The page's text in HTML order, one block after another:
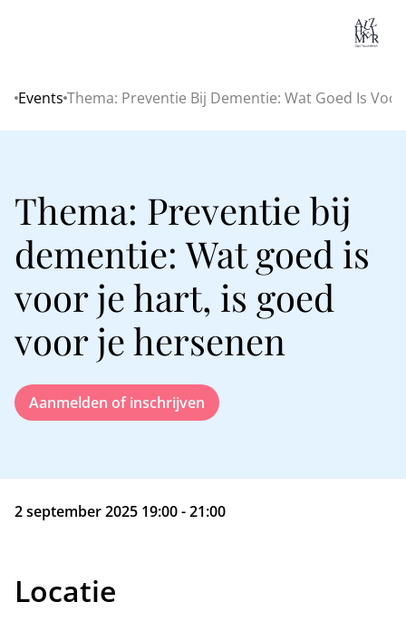
Home
Events Thema: Preventie Bij Dementie: Wat Goed Is
Thema: Preventie bij
dementie: Wat goed is
voor je hart, is goed
voor je hersenen
Aanmelden of inschrijven
2 september 2025 19:00 - 21:00
Locatie